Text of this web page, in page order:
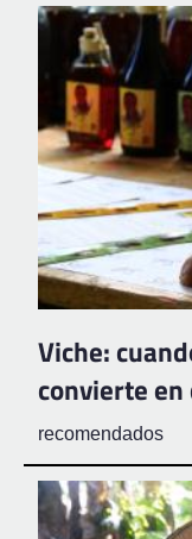
Viche:
convierte en
recomendados